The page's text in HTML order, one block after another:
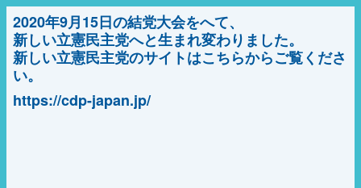
2020年9月15日の結党大会をへて、
新しい立憲民主党へと生まれ変わりました。
新しい立憲民主党のサイトはこちらからご覧くださ
い。
https://cdp-japan.jp/